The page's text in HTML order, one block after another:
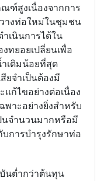
ฑ์สูงเนื่องจากการ
างท่อใหม่ในชุมชน
เนินการได้ใน
ทยอยเปลี่ยนเพื่อ
เดิมน้อยที่สุด
ยจำเป็นต้องมี
ก้ไขอย่างต่อเนื่อง
พาะอย่างยิ่งสำหรับ
นจำนวนมากหรือมี
การบำรุงรักษาท่อ
นต่ำกว่าต้นทุน